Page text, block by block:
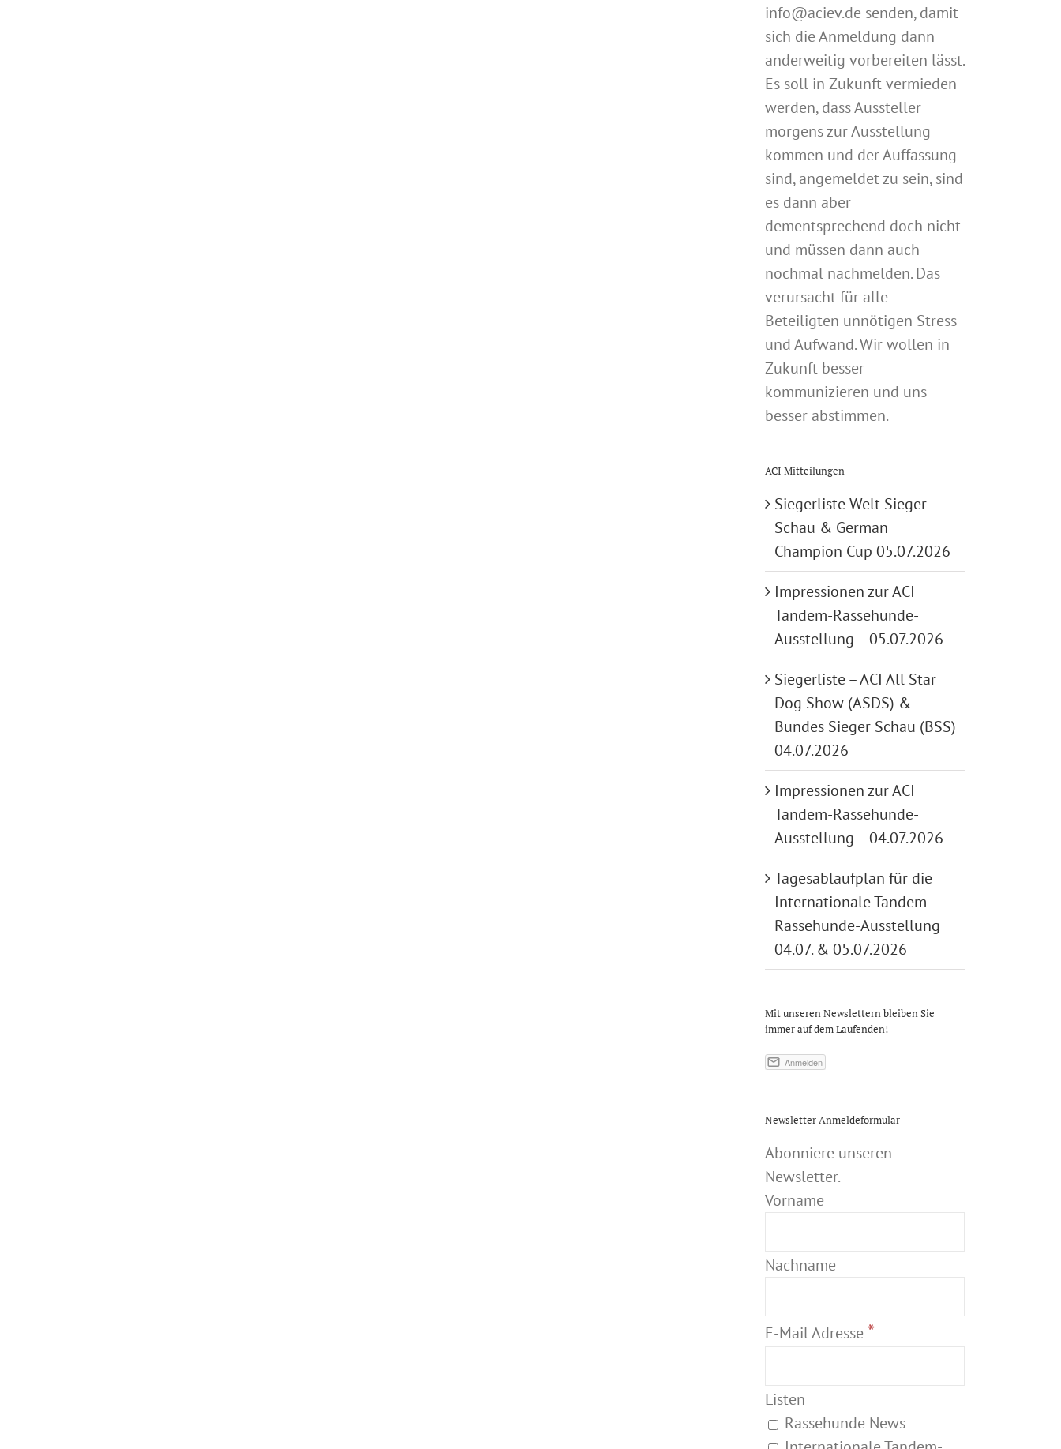
info@aciev.de senden, damit
sich die Anmeldung dann
anderweitig vorbereiten lässt.
Es soll in Zukunft vermieden
werden, dass Aussteller
morgens zur Ausstellung
kommen und der Auffassung
sind, angemeldet zu sein, sind
es dann aber
dementsprechend doch nicht
und müssen dann auch
nochmal nachmelden. Das
verursacht für alle
Beteiligten unnötigen Stress
und Aufwand. Wir wollen in
Zukunft besser
kommunizieren und uns
besser abstimmen.
ACI Mitteilungen
Siegerliste Welt Sieger
Schau & German
Champion Cup 05.07.2026
Impressionen zur ACI
Tandem-Rassehunde-
Ausstellung – 05.07.2026
Siegerliste – ACI All Star
Dog Show (ASDS) &
Bundes Sieger Schau (BSS)
04.07.2026
Impressionen zur ACI
Tandem-Rassehunde-
Ausstellung – 04.07.2026
Tagesablaufplan für die
Internationale Tandem-
Rassehunde-Ausstellung
04.07. & 05.07.2026
Mit unseren Newslettern bleiben Sie
immer auf dem Laufenden!
Newsletter Anmeldeformular
Abonniere unseren
Newsletter.
Vorname
Nachname
E-Mail Adresse *
Listen
Rassehunde News